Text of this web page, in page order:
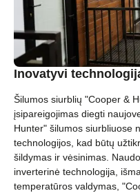
Inovatyvi
Šilumos siurblių "Cooper &
įsipareigojimas diegti
Hunter" šilumos siurbliuose
technologijos, kad būtų
šildymas ir vėsinimas.
inverterinė technologija,
temperatūros valdymas,